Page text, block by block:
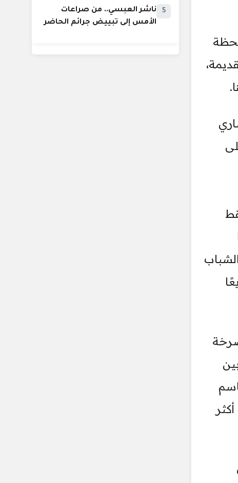
5
ناشر العبسي.. من صراعات
الأمس إلى تبييض جرائم الحاضر